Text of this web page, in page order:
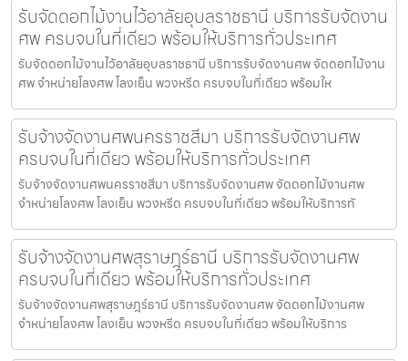
รับจัดดอกไม้งานไว้อาลัยอุบลราชธานี บริการรับจัดงาน
ศพ ครบจบในที่เดียว พร้อมให้บริการทั่วประเทศ
รับจัดดอกไม้งานไว้อาลัยอุบลราชธานี บริการรับจัดงานศพ จัดดอกไม้งาน
ศพ จำหน่ายโลงศพ โลงเย็น พวงหรีด ครบจบในที่เดียว พร้อมให
รับจ้างจัดงานศพนครราชสีมา บริการรับจัดงานศพ
ครบจบในที่เดียว พร้อมให้บริการทั่วประเทศ
รับจ้างจัดงานศพนครราชสีมา บริการรับจัดงานศพ จัดดอกไม้งานศพ
จำหน่ายโลงศพ โลงเย็น พวงหรีด ครบจบในที่เดียว พร้อมให้บริการทั
รับจ้างจัดงานศพสุราษฎร์ธานี บริการรับจัดงานศพ
ครบจบในที่เดียว พร้อมให้บริการทั่วประเทศ
รับจ้างจัดงานศพสุราษฎร์ธานี บริการรับจัดงานศพ จัดดอกไม้งานศพ
จำหน่ายโลงศพ โลงเย็น พวงหรีด ครบจบในที่เดียว พร้อมให้บริการ